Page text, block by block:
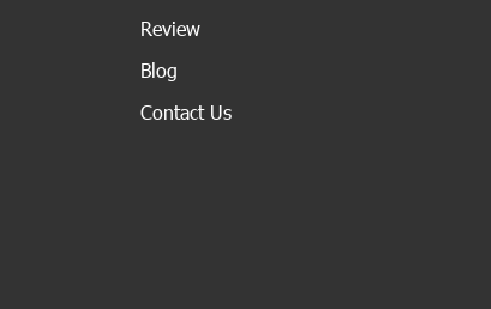
Review
Blog
Contact Us